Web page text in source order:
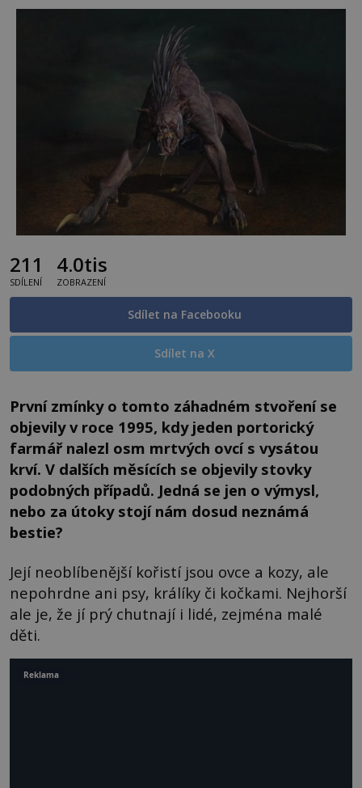
211
SDÍLENÍ
4.0tis
ZOBRAZENÍ
Sdílet na Facebooku
Sdílet na X
První zmínky o tomto záhadném stvoření se
objevily v roce 1995, kdy jeden portorický
farmář nalezl osm mrtvých ovcí s vysátou
krví. V dalších měsících se objevily stovky
podobných případů. Jedná se jen o výmysl,
nebo za útoky stojí nám dosud neznámá
bestie?
Její neoblíbenější kořistí jsou ovce a kozy, ale
nepohrdne ani psy, králíky či kočkami. Nejhorší
ale je, že jí prý chutnají i lidé, zejména malé
děti.
Reklama